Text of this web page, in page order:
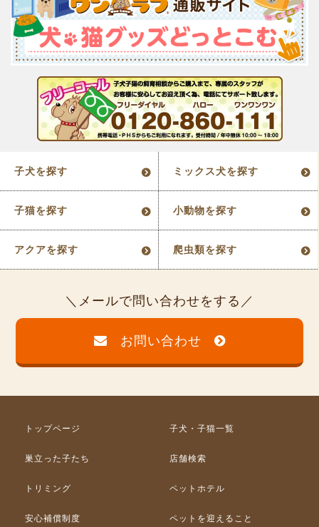
子犬を探す ミックス犬を探す
子猫を探す 小動物を探す
アクアを探す 爬虫類を探す
メールで問い合わせをする
お問い合わせ
トップページ 子犬・子猫一覧
巣立った子たち 店舗検索
トリミング ペットホテル
安心補償制度 ペットを迎えること